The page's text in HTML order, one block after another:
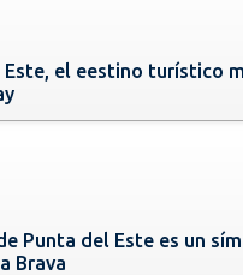
Este, el eestino turístico
Punta del Este es un
Brava